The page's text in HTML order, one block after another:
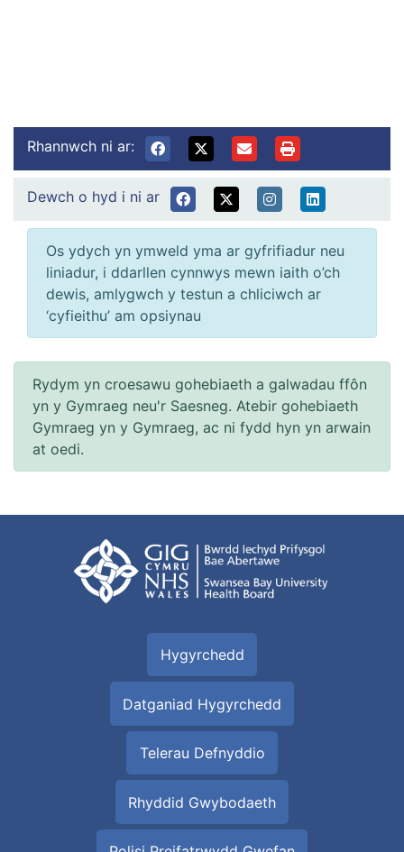
Rhannwch ni ar:
Dewch o hyd i ni ar
Os ydych yn ymweld yma ar gyfrifiadur neu
liniadur, i ddarllen cynnwys mewn iaith o’ch
dewis, amlygwch y testun a chliciwch ar
‘cyfieithu’ am opsiynau
Rydym yn croesawu gohebiaeth a galwadau ffôn
yn y Gymraeg neu'r Saesneg. Atebir gohebiaeth
Gymraeg yn y Gymraeg, ac ni fydd hyn yn arwain
at oedi.
Hygyrchedd
Datganiad Hygyrchedd
Telerau Defnyddio
Rhyddid Gwybodaeth